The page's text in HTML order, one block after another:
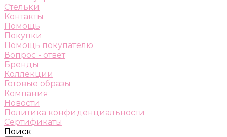
Стельки
Контакты
Помощь
Покупки
Помощь покупателю
Вопрос - ответ
Бренды
Коллекции
Готовые образы
Компания
Новости
Политика конфиденциальности
Сертификаты
Поиск